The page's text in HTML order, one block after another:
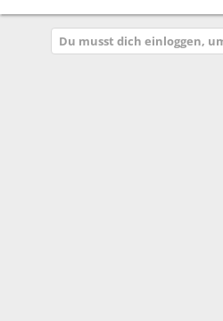
Du musst dich einloggen,